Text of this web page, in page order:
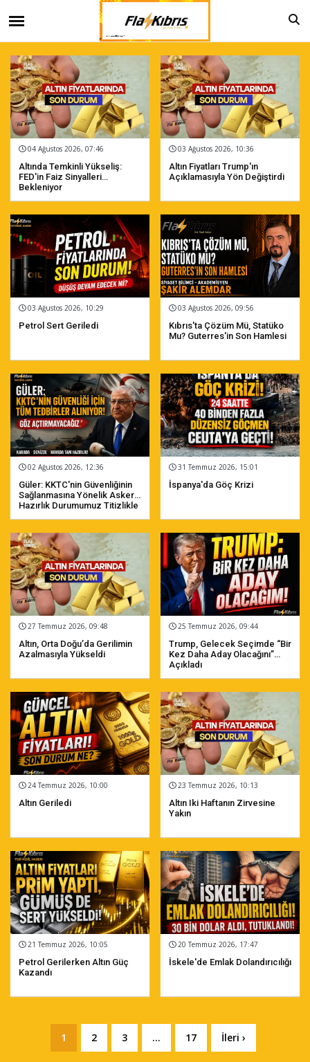
04 Ağustos 2026, 07:46
Altında Temkinli Yükseliş:
FED'in Faiz Sinyalleri
Bekleniyor
03 Ağustos 2026, 10:36
Altın Fiyatları Trump'ın
Açıklamasıyla Yön Değiştirdi
03 Ağustos 2026, 10:29
Petrol Sert Geriledi
03 Ağustos 2026, 09:56
Kıbrıs'ta Çözüm Mü, Statüko
Mu? Guterres'in Son Hamlesi
02 Ağustos 2026, 12:36
Güler: KKTC'nin Güvenliğinin
Sağlanmasına Yönelik Askeri
Hazırlık Durumumuz Titizlikle
31 Temmuz 2026, 15:01
İspanya'da Göç Krizi
27 Temmuz 2026, 09:48
Altın, Orta Doğu’da Gerilimin
Azalmasıyla Yükseldi
25 Temmuz 2026, 09:44
Trump, Gelecek Seçimde “bir
Kez Daha Aday Olacağını”
Açıkladı
24 Temmuz 2026, 10:00
Altın Geriledi
23 Temmuz 2026, 10:13
Altın Iki Haftanın Zirvesine
Yakın
21 Temmuz 2026, 10:05
Petrol Gerilerken Altın Güç
Kazandı
20 Temmuz 2026, 17:47
İskele'de Emlak Dolandırıcılığı
1 2 3 ... 17 İleri ›